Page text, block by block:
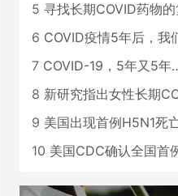
5 寻找长期COVID药物
6 COVID疫情5年后，我们准备
7 COVID-19，5年又5年
8 新研究指出女性长期COVID风
9 美国出现首例H5N1死
10 美国CDC确认全国首例严重